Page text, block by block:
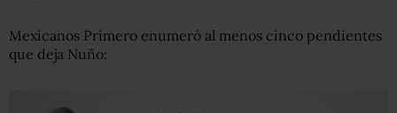
Mexicanos Primero enumeró al menos cinco pendientes
que deja Nuño: